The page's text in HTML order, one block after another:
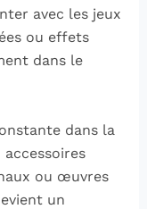
avec les jeux
ou effets
dans le
dans la
ou œuvres
un